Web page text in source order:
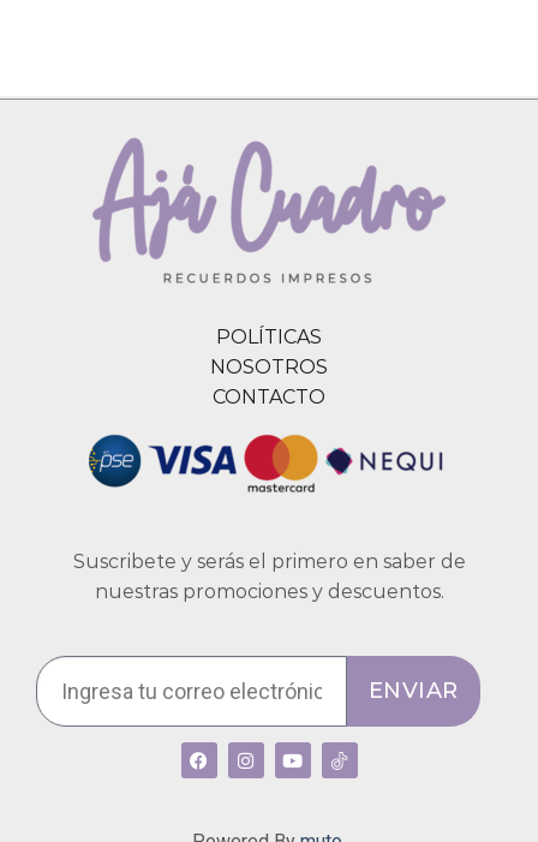
POLÍTICAS
NOSOTROS
CONTACTO
Suscribete y serás el primero en saber de
nuestras promociones y descuentos.
ENVIAR